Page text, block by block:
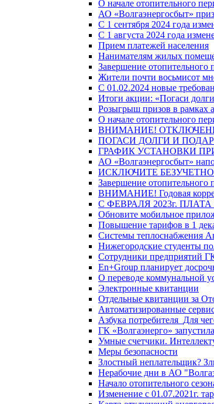
О начале отопительного
АО «Волгаэнергосбыт»
С 1 сентября 2024 года
С 1 августа 2024 года
Прием платежей населения
Нанимателям жилых
Завершение отопительного
Жители почти восьмисот
С 01.02.2024 новые
Итоги акции: «Погаси
Розыгрыш призов в рамках
О начале отопительного
ВНИМАНИЕ!
ПОГАСИ ДОЛГИ И
ГРАФИК УСТАНОВКИ
АО «Волгаэнергосбыт»
ИСКЛЮЧИТЕ
Завершение отопительного
ВНИМАНИЕ! Годовая
С ФЕВРАЛЯ 2023г.
Обновите мобильное
Повышение тарифов в 1
Системы теплоснабжения
Нижегородские студенты
Сотрудники предприятий
En+Group планирует
О переводе коммунальной
Электронные квитанции
Отдельные квитанции за
Автоматизированные
Азбука потребителя_Для
ГК «Волгаэнерго»
Умные счетчики.
Меры безопасности
Злостный неплательщик?
Нерабочие дни в АО
Начало отопительного
Изменение с 01.07.2021г.